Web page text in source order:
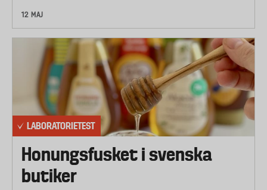
Detta på grund av den försämrade kompressionen
Bollens hastighet på banan är en kombination av
bollens hårdhet (kompression) och friktion mot
banans underlag. Merparten av bollarna blir
långsammare efter utmattningsprovningen, på
grund av att de blir mjukare och får därigenom en
större kontaktyta mot banan.
Tolkning och betygsättning
Resultaten från testet har tolkats och betygsatts av
Testfakta i samråd med laboratoriet.
12 MAJ
LABORATORIETEST
Honungsfusket i svenska
butiker